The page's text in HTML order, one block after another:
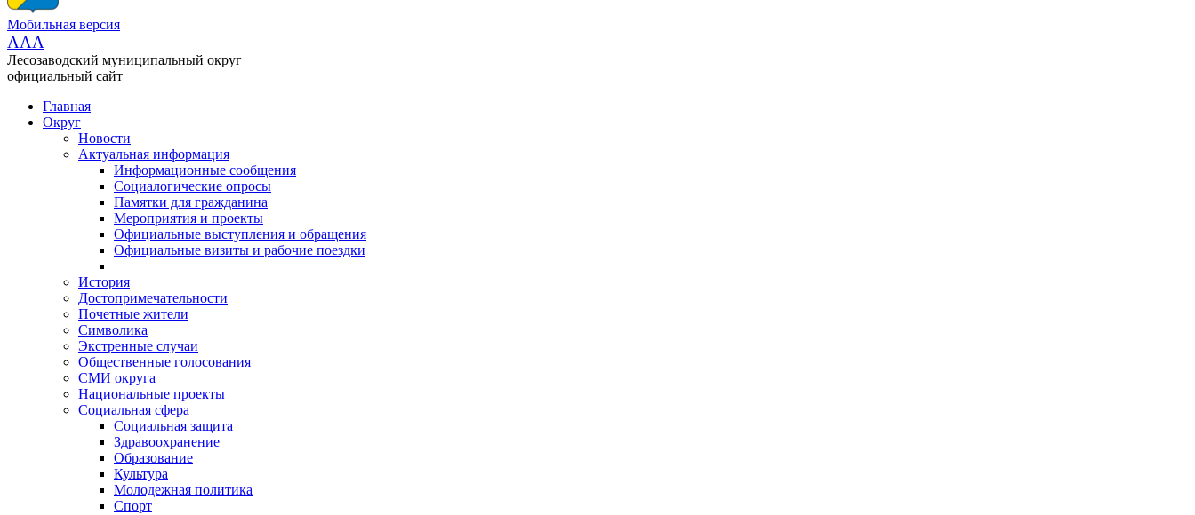
Мобильная версия
AAA
Лесозаводский муниципальный округ
официальный сайт
Главная
Округ
Новости
Актуальная информация
Информационные сообщения
Социалогические опросы
Памятки для гражданина
Мероприятия и проекты
Официальные выступления и обращения
Официальные визиты и рабочие поездки
История
Достопримечательности
Почетные жители
Символика
Экстренные случаи
Общественные голосования
СМИ округа
Национальные проекты
Социальная сфера
Социальная защита
Здравоохранение
Образование
Культура
Молодежная политика
Спорт